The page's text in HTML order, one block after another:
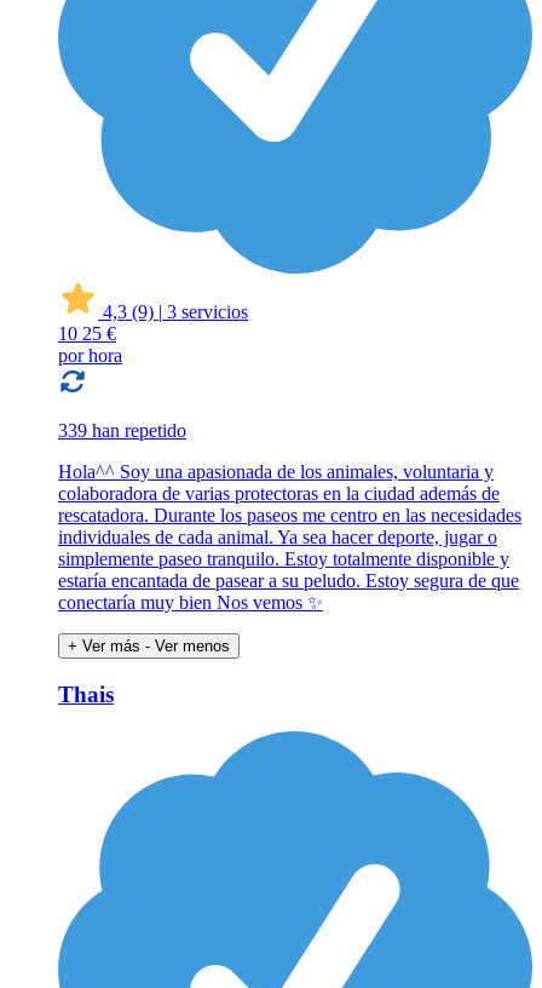
4,3 (9) | 3 servicios
10 25 €
por hora
339 han repetido
Hola^^ Soy una apasionada de los animales, voluntaria y
colaboradora de varias protectoras en la ciudad además de
rescatadora. Durante los paseos me centro en las necesidades
individuales de cada animal. Ya sea hacer deporte, jugar o
simplemente paseo tranquilo. Estoy totalmente disponible y
estaría encantada de pasear a su peludo. Estoy segura de que
conectaría muy bien Nos vemos ✨
+ Ver más - Ver menos
Thais